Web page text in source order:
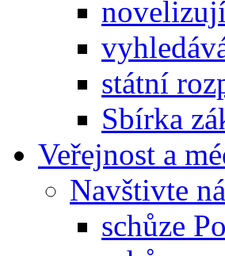
státní
Sbírka
Veřejnost a
Navštivte
schůze